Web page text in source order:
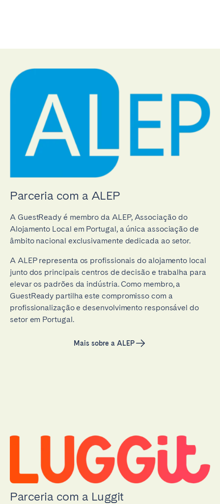
Parceria com a ALEP
A GuestReady é membro da ALEP, Associação do
Alojamento Local em Portugal, a única associação de
âmbito nacional exclusivamente dedicada ao setor.
A ALEP representa os profissionais do alojamento local
junto dos principais centros de decisão e trabalha para
elevar os padrões da indústria. Como membro, a
GuestReady partilha este compromisso com a
profissionalização e desenvolvimento responsável do
setor em Portugal.
Mais sobre a ALEP
Parceria com a Luggit